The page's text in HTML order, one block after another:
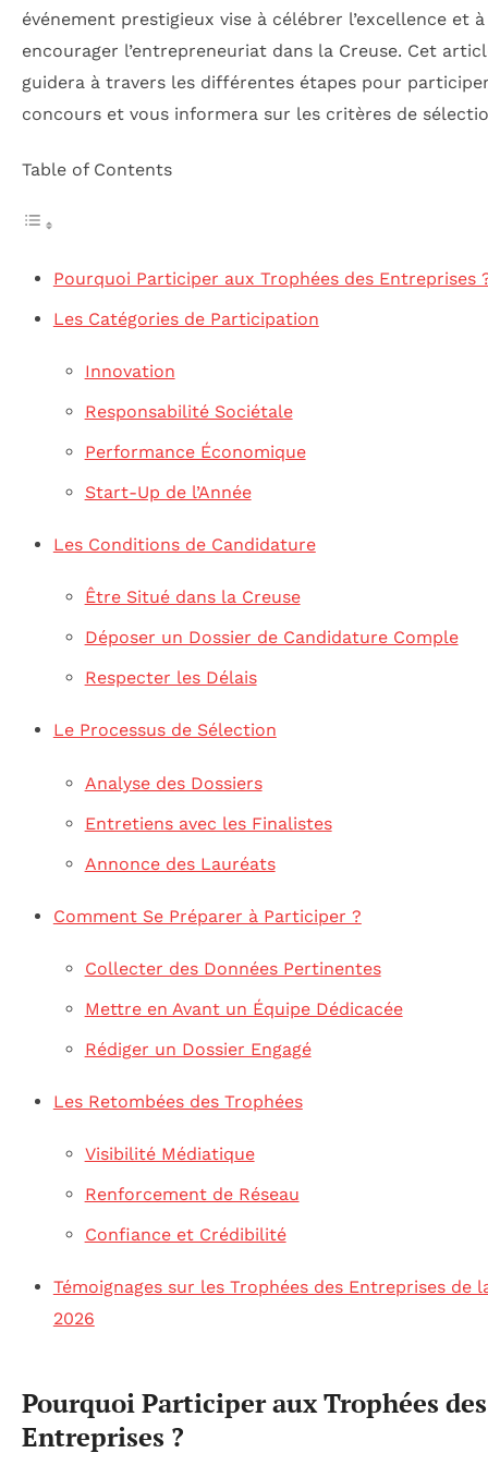
événement prestigieux vise à célébrer l’excellence et à
encourager l’entrepreneuriat dans la Creuse. Cet
guidera à travers les différentes étapes pour
concours et vous informera sur les critères de
Table of Contents
Pourquoi Participer aux Trophées des Entreprises
Les Catégories de Participation
Innovation
Responsabilité Sociétale
Performance Économique
Start-Up de l’Année
Les Conditions de Candidature
Être Situé dans la Creuse
Déposer un Dossier de Candidature Comple
Respecter les Délais
Le Processus de Sélection
Analyse des Dossiers
Entretiens avec les Finalistes
Annonce des Lauréats
Comment Se Préparer à Participer ?
Collecter des Données Pertinentes
Mettre en Avant un Équipe Dédicacée
Rédiger un Dossier Engagé
Les Retombées des Trophées
Visibilité Médiatique
Renforcement de Réseau
Confiance et Crédibilité
Témoignages sur les Trophées des Entreprises de
2026
Pourquoi Participer aux Trophées des
Entreprises ?